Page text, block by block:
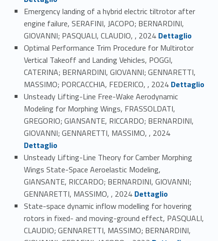
Emergency landing of a hybrid electric tiltrotor after
engine failure, SERAFINI, JACOPO; BERNARDINI,
GIOVANNI; PASQUALI, CLAUDIO, , 2024 Link identifier #identifier_person_126770-9Dettaglio
Optimal Performance Trim Procedure for Multirotor
Vertical Takeoff and Landing Vehicles, POGGI,
CATERINA; BERNARDINI, GIOVANNI; GENNARETTI,
MASSIMO; PORCACCHIA, FEDERICO, , 2024 Link identifier #identifier_person_53820-10
Dettaglio
Unsteady Lifting-Line Free-Wake Aerodynamic
Modeling for Morphing Wings, FRASSOLDATI,
GREGORIO; GIANSANTE, RICCARDO; BERNARDINI,
GIOVANNI; GENNARETTI, MASSIMO, , 2024
Dettaglio
Unsteady Lifting-Line Theory for Camber Morphing
Wings State-Space Aeroelastic Modeling,
GIANSANTE, RICCARDO; BERNARDINI, GIOVANNI;
GENNARETTI, MASSIMO, , 2024 Link identifier #identifier_person_164735-12
Dettaglio
State-space dynamic inflow modelling for hovering
rotors in fixed- and moving-ground effect, PASQUALI,
CLAUDIO; GENNARETTI, MASSIMO; BERNARDINI,
Link identifier #identifier_person_189437-13